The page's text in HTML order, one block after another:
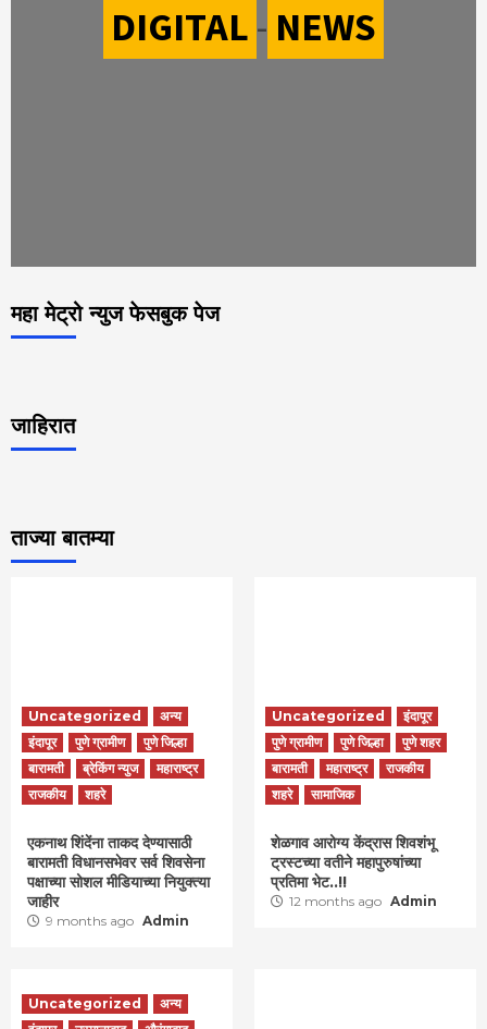
DIGITAL - NEWS
महा मेट्रो न्युज फेसबुक पेज
जाहिरात
ताज्या बातम्या
Uncategorized
अन्य
इंदापूर
पुणे ग्रामीण
पुणे जिल्हा
बारामती
ब्रेकिंग न्युज
महाराष्ट्र
राजकीय
शहरे
एकनाथ शिंदेंना ताकद देण्यासाठी
बारामती विधानसभेवर सर्व शिवसेना
पक्षाच्या सोशल मीडियाच्या नियुक्त्या
जाहीर
9 months ago Admin
Uncategorized
इंदापूर
पुणे ग्रामीण
पुणे जिल्हा
पुणे शहर
बारामती
महाराष्ट्र
राजकीय
शहरे
सामाजिक
शेळगाव आरोग्य केंद्रास शिवशंभू
ट्रस्टच्या वतीने महापुरुषांच्या
प्रतिमा भेट..!!
12 months ago Admin
Uncategorized
अन्य